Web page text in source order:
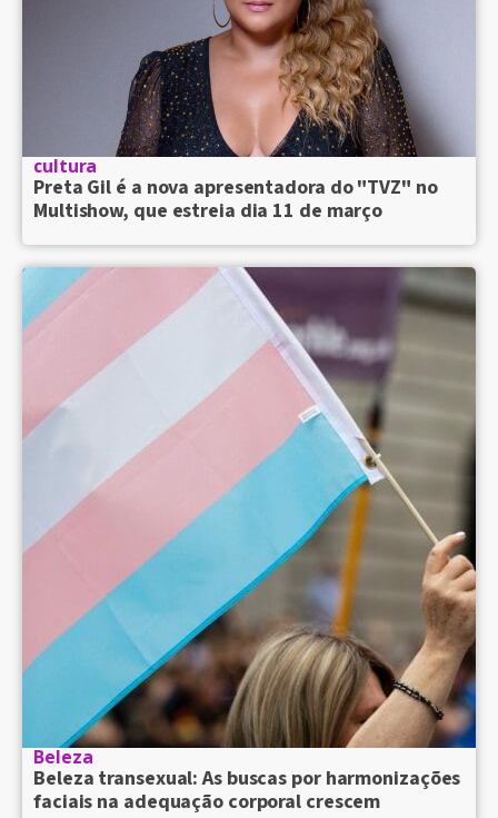
cultura
Preta Gil é a nova apresentadora do "TVZ" no
Multishow, que estreia dia 11 de março
Beleza
Beleza transexual: As buscas por harmonizações
faciais na adequação corporal crescem